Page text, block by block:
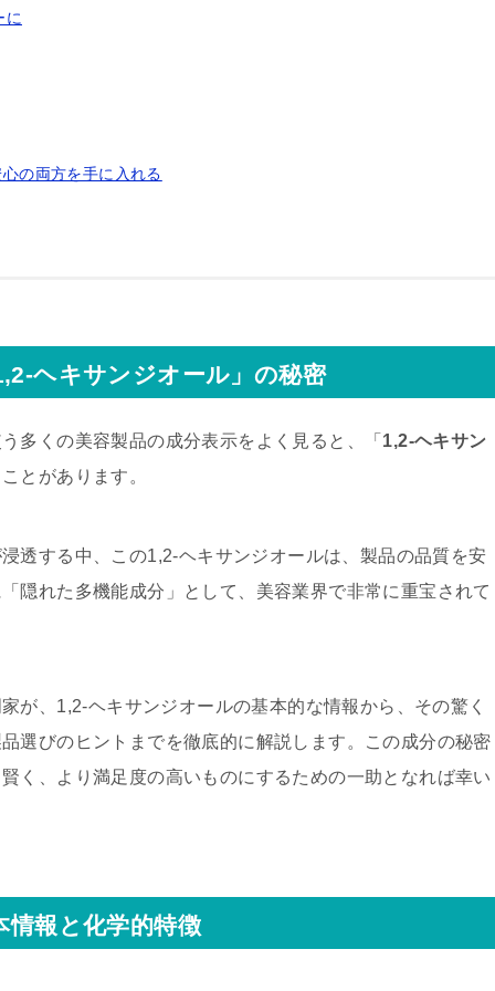
に
の両方を手に入れる
ヘキサンジオール」の秘密
多くの美容製品の成分表示をよく見ると、「 1,2-ヘキサン
とがあります。
透する中、この1,2-ヘキサンジオールは、製品の品質を安
隠れた多機能成分」として、美容業界で非常に重宝されて
が、1,2-ヘキサンジオールの基本的な情報から、その驚く
選びのヒントまでを徹底的に解説します。この成分の秘密
く、より満足度の高いものにするための一助となれば幸い
報と化学的特徴